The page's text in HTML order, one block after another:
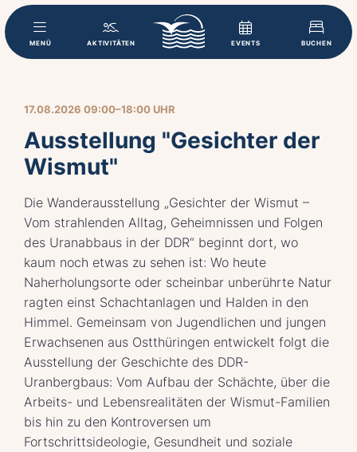
MENÜ AKTIVITÄTEN EVENTS BUCHEN
17.08.2026 09:00–18:00 UHR
Ausstellung "Gesichter der
Wismut"
Die Wanderausstellung „Gesichter der Wismut –
Vom strahlenden Alltag, Geheimnissen und Folgen
des Uranabbaus in der DDR“ beginnt dort, wo
kaum noch etwas zu sehen ist: Wo heute
Naherholungsorte oder scheinbar unberührte Natur
ragten einst Schachtanlagen und Halden in den
Himmel. Gemeinsam von Jugendlichen und jungen
Erwachsenen aus Ostthüringen entwickelt folgt die
Ausstellung der Geschichte des DDR-
Uranbergbaus: Vom Aufbau der Schächte, über die
Arbeits- und Lebensrealitäten der Wismut-Familien
bis hin zu den Kontroversen um
Fortschrittsideologie, Gesundheit und soziale